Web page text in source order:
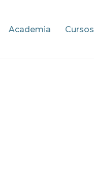
Academia Cursos